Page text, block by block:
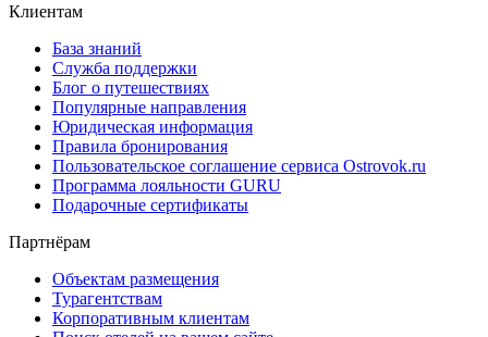
Клиентам
База знаний
Служба поддержки
Блог о путешествиях
Популярные направления
Юридическая информация
Правила бронирования
Пользовательское соглашение сервиса Ostrovok.ru
Программа лояльности GURU
Подарочные сертификаты
Партнёрам
Объектам размещения
Турагентствам
Корпоративным клиентам